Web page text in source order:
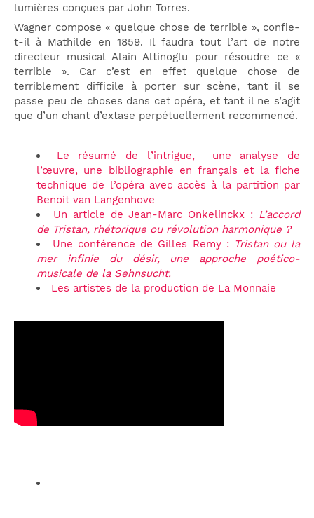
lumières conçues par John Torres.
Wagner compose « quelque chose de terrible », confie-
t-il à Mathilde en 1859. Il faudra tout l’art de notre
directeur musical Alain Altinoglu pour résoudre ce «
terrible ». Car c’est en effet quelque chose de
terriblement difficile à porter sur scène, tant il se
passe peu de choses dans cet opéra, et tant il ne s’agit
que d’un chant d’extase perpétuellement recommencé.
Le résumé de l’intrigue, une analyse de
l’œuvre, une bibliographie en français et la fiche
technique de l’opéra avec accès à la partition par
Benoit van Langenhove
Un article de Jean-Marc Onkelinckx : L’accord
de Tristan, rhétorique ou révolution harmonique ?
Une conférence de Gilles Remy : Tristan ou la
mer infinie du désir, une approche poético-
musicale de la Sehnsucht.
Les artistes de la production de La Monnaie